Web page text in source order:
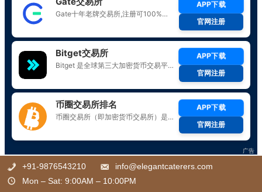
Skip
+91-9876543210
info@elegantcaterers.com
Mon – Sat: 9:00AM – 10:00PM